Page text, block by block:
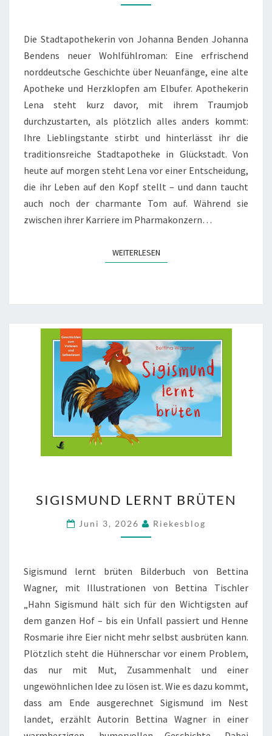
Die Stadtapothekerin von Johanna Benden Johanna
Bendens neuer Wohlfühlroman: Eine erfrischend
norddeutsche Geschichte über Neuanfänge, eine alte
Apotheke und Herzklopfen am Elbufer. Apothekerin
Lena steht kurz davor, mit ihrem Traumjob
durchzustarten, als plötzlich alles anders kommt:
Ihre Lieblingstante stirbt und hinterlässt ihr die
traditionsreiche Stadtapotheke in Glückstadt. Von
heute auf morgen steht Lena vor einer Entscheidung,
die ihr Leben auf den Kopf stellt – und dann taucht
auch noch der charmante Tom auf. Während sie
zwischen ihrer Karriere im Pharmakonzern…
WEITERLESENWEITERLESEN
LERNT
BRÜTEN
SIGISMUND LERNT BRÜTEN
Juni 3, 2026 Riekesblog
Sigismund lernt brüten Bilderbuch von Bettina
Wagner, mit Illustrationen von Bettina Tischler
„Hahn Sigismund hält sich für den Wichtigsten auf
dem ganzen Hof – bis ein Unfall passiert und Henne
Rosmarie ihre Eier nicht mehr selbst ausbrüten kann.
Plötzlich steht die Hühnerschar vor einem Problem,
das nur mit Mut, Zusammenhalt und einer
ungewöhnlichen Idee zu lösen ist. Wie es dazu kommt,
dass am Ende ausgerechnet Sigismund im Nest
landet, erzählt Autorin Bettina Wagner in einer